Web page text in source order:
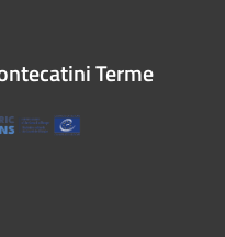
Terme